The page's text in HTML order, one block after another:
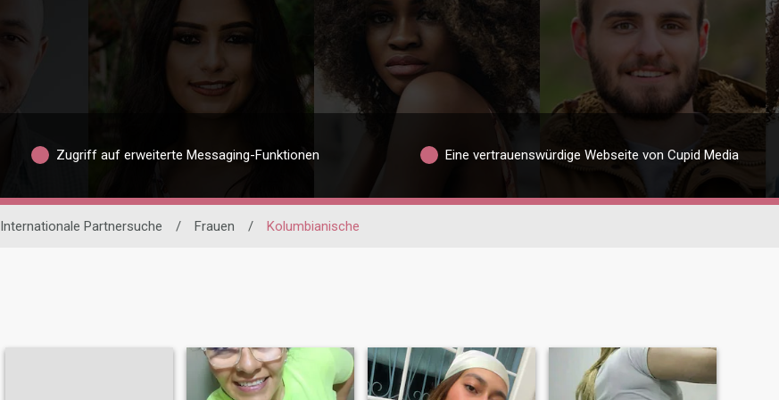
Zugriff auf erweiterte Messaging-Funktionen Eine vertrauenswürdige Webseite von Cupid Media
Internationale Partnersuche / Frauen / Kolumbianische